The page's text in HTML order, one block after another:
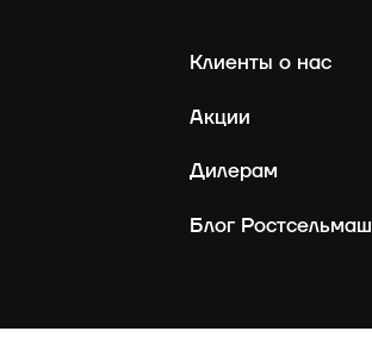
Клиенты о нас
Акции
Дилерам
Блог Ростсельмаш